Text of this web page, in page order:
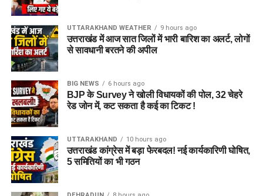
UTTARAKHAND WEATHER 9 hours ago
उत्तराखंड में आज सात जिलों में भारी बारिश का अलर्ट, लोगों
से सावधानी बरतने की अपील
BIG NEWS 6 hours ago
BJP के Survey ने खोली विधायकों की पोल, 32 चेहरे
रेड जोन में, कट सकता है कई का टिकट !
UTTARAKHAND 10 hours ago
उत्तराखंड कांग्रेस में बड़ा फेरबदल! नई कार्यकारिणी घोषित,
5 समितियों का भी गठन